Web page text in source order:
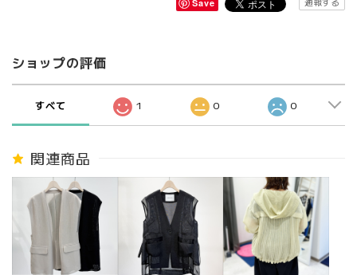
Save
ショップの評価
すべて 1 0 0
関連商品